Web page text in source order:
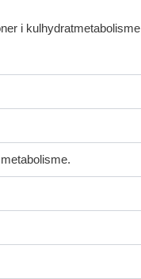
i kulhydratmetabolisme